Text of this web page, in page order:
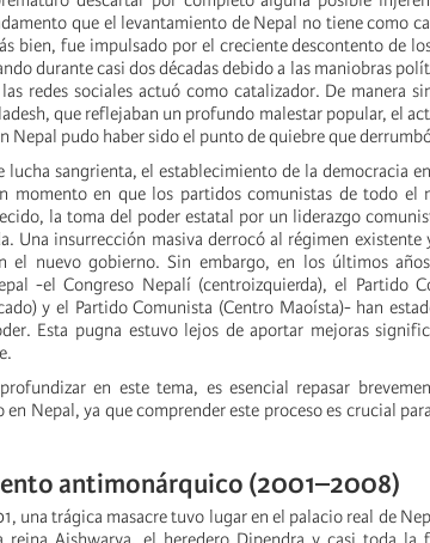
que el levantamiento de Nepal no tiene como
bien, fue impulsado por el creciente descontento de
durante casi dos décadas debido a las maniobras
redes sociales actuó como catalizador. De manera
que reflejaban un profundo malestar popular, el
Nepal pudo haber sido el punto de quiebre que
lucha sangrienta, el establecimiento de la democracia
momento en que los partidos comunistas de todo el
la toma del poder estatal por un liderazgo
Una insurrección masiva derrocó al régimen existente
el nuevo gobierno. Sin embargo, en los últimos
-el Congreso Nepalí (centroizquierda), el Partido
y el Partido Comunista (Centro Maoísta)- han
Esta pugna estuvo lejos de aportar mejoras
en este tema, es esencial repasar
Nepal, ya que comprender este proceso es crucial
antimonárquico (2001–2008)
una trágica masacre tuvo lugar en el palacio real de